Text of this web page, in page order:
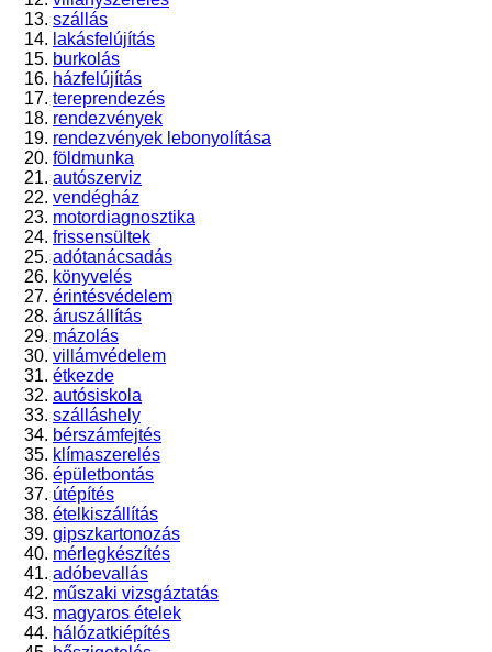
szállás
lakásfelújítás
burkolás
házfelújítás
tereprendezés
rendezvények
rendezvények lebonyolítása
földmunka
autószerviz
vendégház
motordiagnosztika
frissensültek
adótanácsadás
könyvelés
érintésvédelem
áruszállítás
mázolás
villámvédelem
étkezde
autósiskola
szálláshely
bérszámfejtés
klímaszerelés
épületbontás
útépítés
ételkiszállítás
gipszkartonozás
mérlegkészítés
adóbevallás
műszaki vizsgáztatás
magyaros ételek
hálózatkiépítés